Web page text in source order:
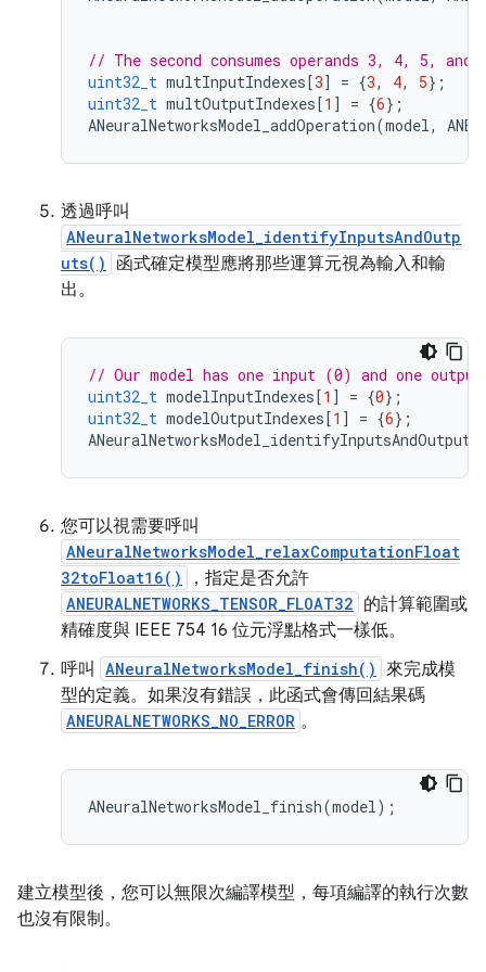
// The second consumes operands 3, 4, 5, and
uint32_t multInputIndexes[3] = {3, 4, 5};
uint32_t multOutputIndexes[1 ] = {6};
ANeuralNetworksModel_addOperation(model,
透過呼叫
ANeuralNetworksModel_identifyInputsAndOutp
uts()
函式確定模型應將那些運算元視為輸入和輸
出。
// Our model has one input (0) and one
uint32_t modelInputIndexes[1 ] = {0};
uint32_t modelOutputIndexes[1 ] = {6};
ANeuralNetworksModel_identifyInputsAndOutputs
您可以視需要呼叫
ANeuralNetworksModel_relaxComputationFloat
32toFloat16()
，指定是否允許
ANEURALNETWORKS_TENSOR_FLOAT32 的計算範圍或
精確度與 IEEE 754 16 位元浮點格式一樣低。
呼叫
ANeuralNetworksModel_finish()
來完成模
型的定義。如果沒有錯誤，此函式會傳回結果碼
ANEURALNETWORKS_NO_ERROR 。
ANeuralNetworksModel_finish(model);
建立模型後，您可以無限次編譯模型，每項編譯的執行次數
也沒有限制。